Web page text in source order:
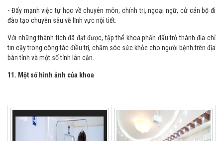
- Đẩy mạnh việc tự học về chuyên môn, chính trị, ngoại ngữ, cử cán bộ đi
đào tạo chuyên sâu về lĩnh vực nội tiết.
Với những thành tích đã đạt được, tập thể khoa phấn đấu trở thành địa chỉ
tin cậy trong công tác điều trị, chăm sóc sức khỏe cho người bệnh trên địa
bàn tỉnh và một số tỉnh lân cận.
11. Một số hình ảnh của khoa